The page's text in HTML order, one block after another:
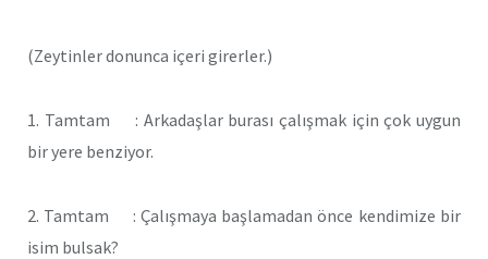
(Zeytinler donunca içeri girerler.)
1. Tamtam : Arkadaşlar burası çalışmak için çok uygun
bir yere benziyor.
2. Tamtam : Çalışmaya başlamadan önce kendimize bir
isim bulsak?